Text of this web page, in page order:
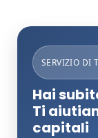
SERVIZIO DI
Hai
Ti
capitali